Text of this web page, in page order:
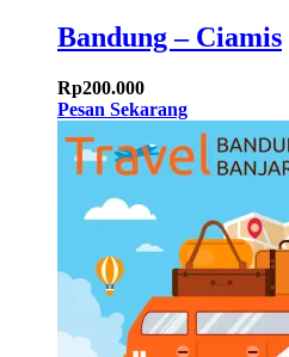
Bandung – Ciamis
Rp200.000
Pesan Sekarang